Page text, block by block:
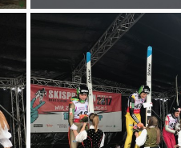
26. Februar 2017